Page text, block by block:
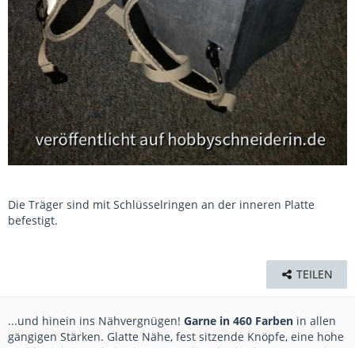
Die Träger sind mit Schlüsselringen an der inneren Platte
befestigt.
TEILEN
...und hinein ins Nähvergnügen! Garne in 460 Farben in allen
gängigen Stärken. Glatte Nähe, fest sitzende Knöpfe, eine hohe